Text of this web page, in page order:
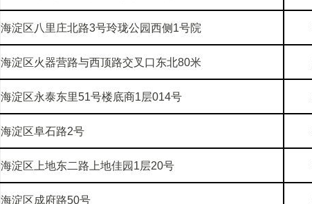
海淀区八里庄北路3号玲珑公园西侧1号院
海淀区火器营路与西顶路交叉口东北80米
海淀区永泰东里51号楼底商1层014号
海淀区阜石路2号
海淀区上地东二路上地佳园1层20号
海淀区成府路50号